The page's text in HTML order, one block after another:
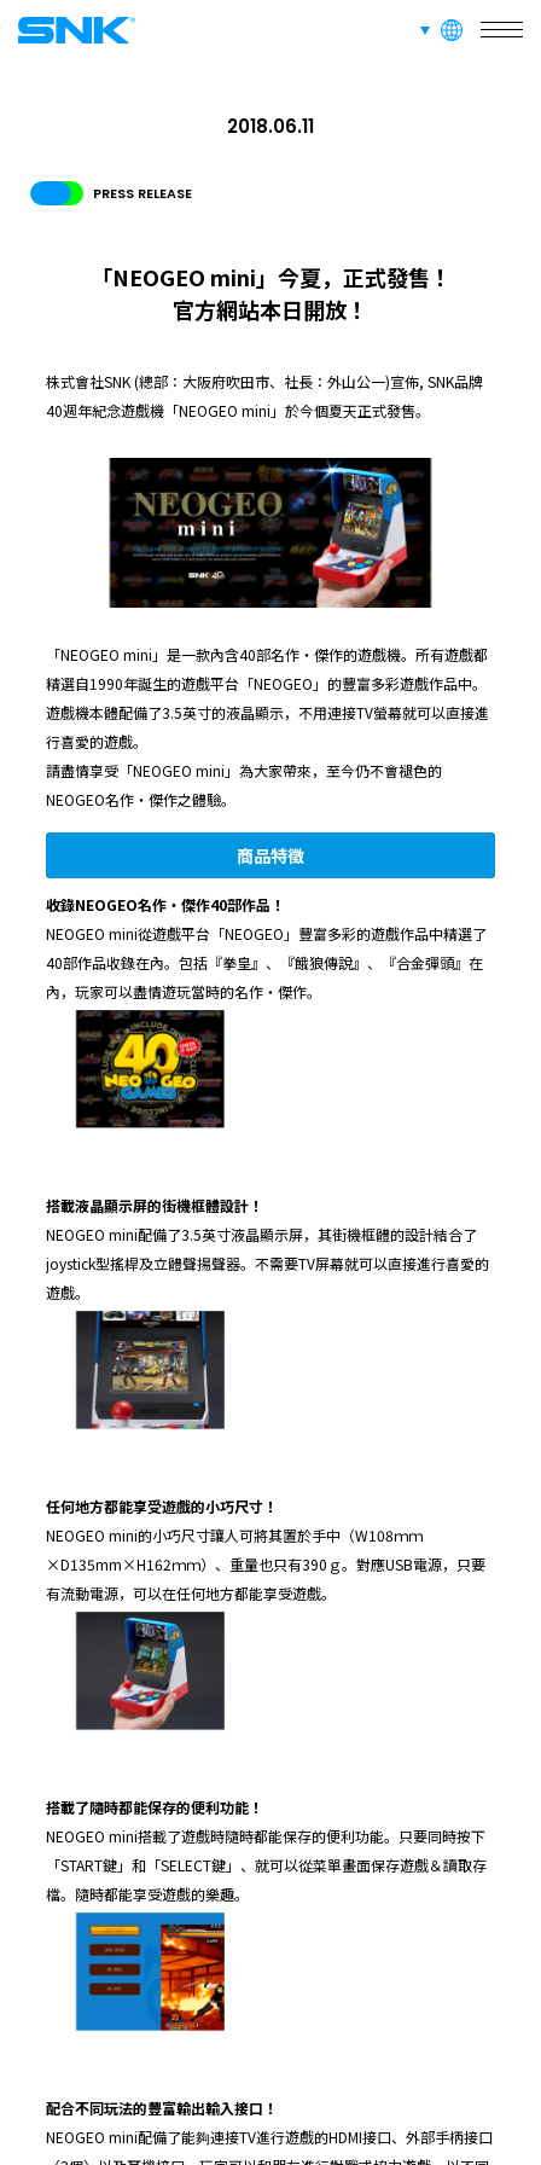
languages
ABOUT
PRESS RELEASE
2018.06.11
「NEOGEO mini」今夏，正式發售！
官方網站本日開放！
株式會社SNK (總部：大阪府吹田市、社長：外山公一)宣佈, SNK品牌
40週年紀念遊戲機「NEOGEO mini」於今個夏天正式發售。
「NEOGEO mini」是一款內含40部名作・傑作的遊戲機。所有遊戲都
精選自1990年誕生的遊戲平台「NEOGEO」的豐富多彩遊戲作品中。
遊戲機本體配備了3.5英寸的液晶顯示，不用連接TV螢幕就可以直接進
行喜愛的遊戲。
請盡情享受「NEOGEO mini」為大家帶來，至今仍不會褪色的
NEOGEO名作・傑作之體驗。
商品特徵
收錄NEOGEO名作・傑作40部作品！
NEOGEO mini從遊戲平台「NEOGEO」豐富多彩的遊戲作品中精選了
40部作品收錄在內。包括『拳皇』、『餓狼傳說』、『合金彈頭』在
內，玩家可以盡情遊玩當時的名作・傑作。
搭載液晶顯示屏的街機框體設計！
NEOGEO mini配備了3.5英寸液晶顯示屏，其街機框體的設計結合了
joystick型搖桿及立體聲揚聲器。不需要TV屏幕就可以直接進行喜愛的
遊戲。
任何地方都能享受遊戲的小巧尺寸！
NEOGEO mini的小巧尺寸讓人可將其置於手中（W108ｍｍ
×D135mm×H162ｍｍ）、重量也只有390ｇ。對應USB電源，只要
有流動電源，可以在任何地方都能享受遊戲。
搭載了隨時都能保存的便利功能！
NEOGEO mini搭載了遊戲時隨時都能保存的便利功能。只要同時按下
「START鍵」和「SELECT鍵」、就可以從菜單畫面保存遊戲＆讀取存
檔。隨時都能享受遊戲的樂趣。
配合不同玩法的豐富輸出輸入接口！
NEOGEO mini配備了能夠連接TV進行遊戲的HDMI接口、外部手柄接口